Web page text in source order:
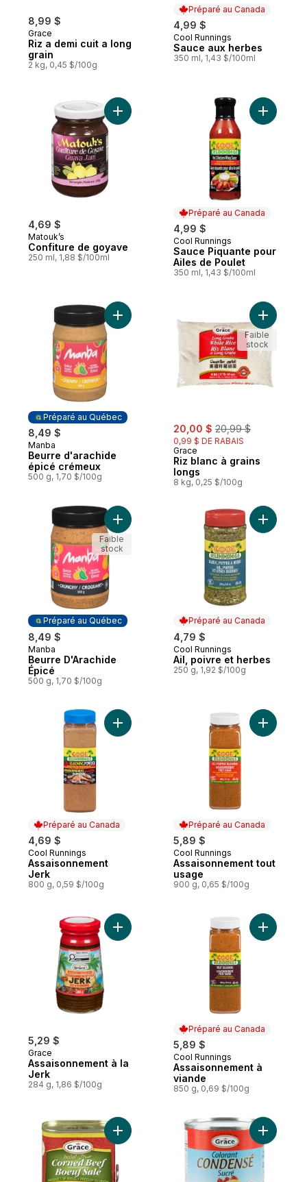
8,99 $
Grace
Riz a demi cuit a long
grain
2 kg, 0,45 $/100g
Préparé au Canada
4,99 $
Préparé au Canada
Cool Runnings
Sauce aux herbes
350 ml, 1,43 $/100ml
4,69 $
Matouk’s
Confiture de goyave
250 ml, 1,88 $/100ml
Ajouter Confiture de goyave au panier
Préparé au Canada
4,99 $
Préparé au Canada
Cool Runnings
Sauce Piquante pour
Ailes de Poulet
350 ml, 1,43 $/100ml
Ajouter
Préparé au Québec
8,49 $
Préparé au Québec
Manba
Beurre d'arachide
épicé crémeux
500 g, 1,70 $/100g
Ajouter Beurre d'arachide épicé
sale:
20,00 $ , formerly:
20,99 $
0,99 $ DE RABAIS
Grace
Riz blanc à grains
longs
8 kg, 0,25 $/100g
Ajouter
Faible
stock
Préparé au Québec
8,49 $
Préparé au Québec
Manba
Beurre D'Arachide
Épicé
500 g, 1,70 $/100g
Ajouter Beurre D'Arachide Épicé au
Faible
stock
Préparé au Canada
4,79 $
Préparé au Canada
Cool Runnings
Ail, poivre et herbes
250 g, 1,92 $/100g
Ajouter
Préparé au Canada
4,69 $
Préparé au Canada
Cool Runnings
Assaisonnement
Jerk
800 g, 0,59 $/100g
Ajouter Assaisonnement Jerk au panier
Préparé au Canada
5,89 $
Préparé au Canada
Cool Runnings
Assaisonnement tout
usage
900 g, 0,65 $/100g
Ajouter
5,29 $
Grace
Assaisonnement à la
Jerk
284 g, 1,86 $/100g
Ajouter Assaisonnement à la Jerk au
Préparé au Canada
5,89 $
Préparé au Canada
Cool Runnings
Assaisonnement à
viande
850 g, 0,69 $/100g
Ajouter
Ajouter Bœuf salé au panier Ajouter